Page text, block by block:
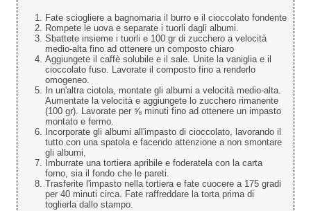
Fate sciogliere a bagnomaria il burro e il cioccolato fondente
Rompete le uova e separate i tuorli dagli albumi.
Sbattete insieme i tuorli e 100 gr di zucchero a velocità
medio-alta fino ad ottenere un composto chiaro
Aggiungete il caffè solubile e il sale. Unite la vaniglia e il
cioccolato fuso. Lavorate il composto fino a renderlo
omogeneo.
In un'altra ciotola, montate gli albumi a velocità medio-alta.
Aumentate la velocità e aggiungete lo zucchero rimanente
(100 gr). Lavorate per ⅝ minuti fino ad ottenere un impasto
montato e fermo.
Incorporate gli albumi all'impasto di cioccolato, lavorando il
tutto con una spatola e facendo attenzione a non smontare
gli albumi,
Imburrate una tortiera apribile e foderatela con la carta
forno, sia il fondo che le pareti.
Trasferite l'impasto nella tortiera e fate cuocere a 175 gradi
per 40 minuti circa. Fate raffreddare la torta prima di
toglierla dallo stampo.